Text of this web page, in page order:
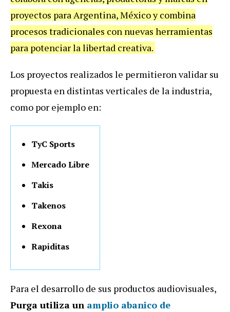
proyectos para Argentina, México y combina
procesos tradicionales con nuevas herramientas
para potenciar la libertad creativa.
Los proyectos realizados le permitieron validar su
propuesta en distintas verticales de la industria,
como por ejemplo en:
TyC Sports
Mercado Libre
Takis
Takenos
Rexona
Rapiditas
Para el desarrollo de sus productos audiovisuales,
Purga utiliza un amplio abanico de